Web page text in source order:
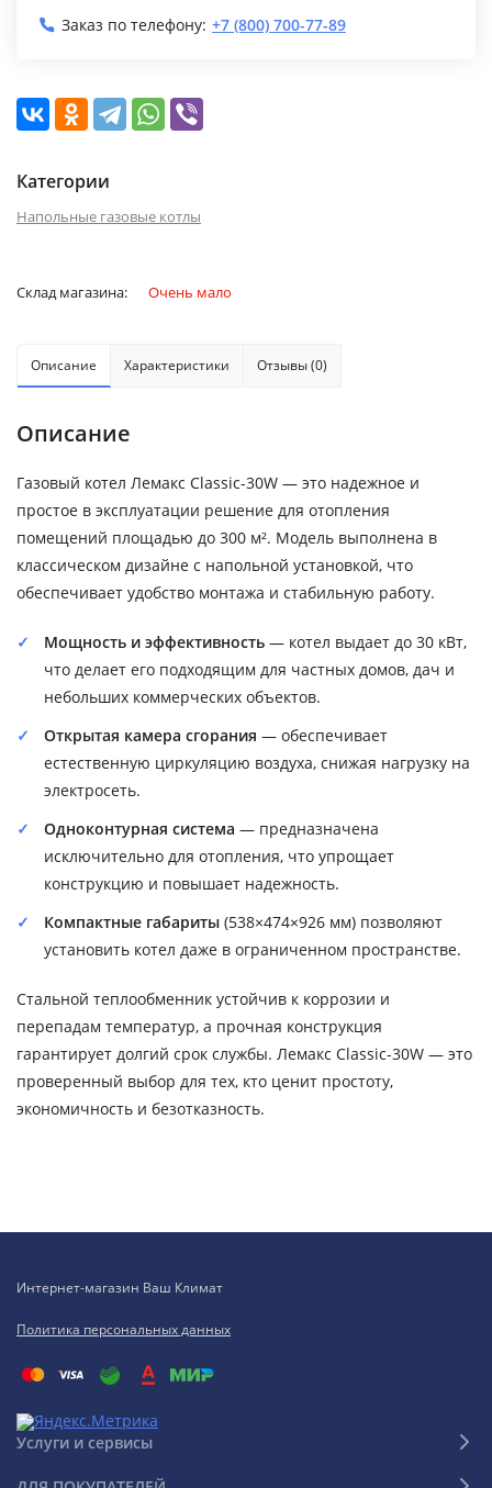
Заказ по телефону: +7 (800) 700-77-89
Категории
Напольные газовые котлы
Склад магазина: Очень мало
Описание Характеристики Отзывы (0)
Описание
Газовый котел Лемакс Classic-30W — это надежное и
простое в эксплуатации решение для отопления
помещений площадью до 300 м². Модель выполнена в
классическом дизайне с напольной установкой, что
обеспечивает удобство монтажа и стабильную работу.
Мощность и эффективность — котел выдает до 30 кВт,
что делает его подходящим для частных домов, дач и
небольших коммерческих объектов.
Открытая камера сгорания — обеспечивает
естественную циркуляцию воздуха, снижая нагрузку на
электросеть.
Одноконтурная система — предназначена
исключительно для отопления, что упрощает
конструкцию и повышает надежность.
Компактные габариты (538×474×926 мм) позволяют
установить котел даже в ограниченном пространстве.
Стальной теплообменник устойчив к коррозии и
перепадам температур, а прочная конструкция
гарантирует долгий срок службы. Лемакс Classic-30W — это
проверенный выбор для тех, кто ценит простоту,
экономичность и безотказность.
Интернет-магазин Ваш Климат
Политика персональных данных
Услуги и сервисы